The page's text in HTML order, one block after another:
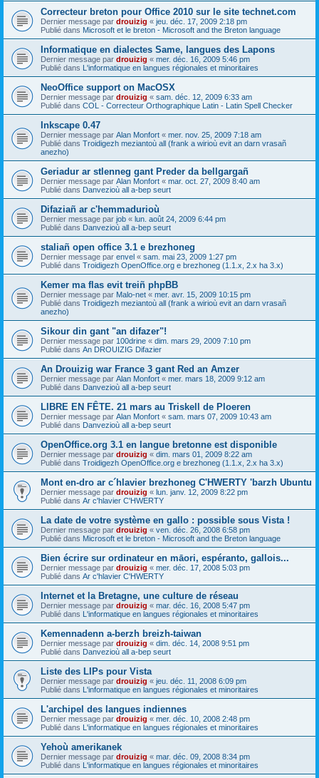
Correcteur breton pour Office 2010 sur le site technet.com
Dernier message par drouizig « jeu. déc. 17, 2009 2:18 pm
Publié dans Microsoft et le breton - Microsoft and the Breton language
Informatique en dialectes Same, langues des Lapons
Dernier message par drouizig « mer. déc. 16, 2009 5:46 pm
Publié dans L'informatique en langues régionales et minoritaires
NeoOffice support on MacOSX
Dernier message par drouizig « sam. déc. 12, 2009 6:33 am
Publié dans COL - Correcteur Orthographique Latin - Latin Spell Checker
Inkscape 0.47
Dernier message par Alan Monfort « mer. nov. 25, 2009 7:18 am
Publié dans Troidigezh meziantoù all (frank a wirioù evit an darn vrasañ
anezho)
Geriadur ar stlenneg gant Preder da bellgargañ
Dernier message par Alan Monfort « mar. oct. 27, 2009 8:40 am
Publié dans Danvezioù all a-bep seurt
Difaziañ ar c'hemmadurioù
Dernier message par job « lun. août 24, 2009 6:44 pm
Publié dans Danvezioù all a-bep seurt
staliañ open office 3.1 e brezhoneg
Dernier message par envel « sam. mai 23, 2009 1:27 pm
Publié dans Troidigezh OpenOffice.org e brezhoneg (1.1.x, 2.x ha 3.x)
Kemer ma flas evit treiñ phpBB
Dernier message par Malo-net « mer. avr. 15, 2009 10:15 pm
Publié dans Troidigezh meziantoù all (frank a wirioù evit an darn vrasañ
anezho)
Sikour din gant "an difazer"!
Dernier message par 100drine « dim. mars 29, 2009 7:10 pm
Publié dans An DROUIZIG Difazier
An Drouizig war France 3 gant Red an Amzer
Dernier message par Alan Monfort « mer. mars 18, 2009 9:12 am
Publié dans Danvezioù all a-bep seurt
LIBRE EN FÊTE. 21 mars au Triskell de Ploeren
Dernier message par Alan Monfort « sam. mars 07, 2009 10:43 am
Publié dans Danvezioù all a-bep seurt
OpenOffice.org 3.1 en langue bretonne est disponible
Dernier message par drouizig « dim. mars 01, 2009 8:22 am
Publié dans Troidigezh OpenOffice.org e brezhoneg (1.1.x, 2.x ha 3.x)
Mont en-dro ar c´hlavier brezhoneg C'HWERTY 'barzh Ubuntu
Dernier message par drouizig « lun. janv. 12, 2009 8:22 pm
Publié dans Ar c'hlavier C'HWERTY
La date de votre système en gallo : possible sous Vista !
Dernier message par drouizig « ven. déc. 26, 2008 6:58 pm
Publié dans Microsoft et le breton - Microsoft and the Breton language
Bien écrire sur ordinateur en māori, espéranto, gallois...
Dernier message par drouizig « mer. déc. 17, 2008 5:03 pm
Publié dans Ar c'hlavier C'HWERTY
Internet et la Bretagne, une culture de réseau
Dernier message par drouizig « mar. déc. 16, 2008 5:47 pm
Publié dans L'informatique en langues régionales et minoritaires
Kemennadenn a-berzh breizh-taiwan
Dernier message par drouizig « dim. déc. 14, 2008 9:51 pm
Publié dans Danvezioù all a-bep seurt
Liste des LIPs pour Vista
Dernier message par drouizig « jeu. déc. 11, 2008 6:09 pm
Publié dans L'informatique en langues régionales et minoritaires
L'archipel des langues indiennes
Dernier message par drouizig « mer. déc. 10, 2008 2:48 pm
Publié dans L'informatique en langues régionales et minoritaires
Yehoù amerikanek
Dernier message par drouizig « mar. déc. 09, 2008 8:34 pm
Publié dans L'informatique en langues régionales et minoritaires